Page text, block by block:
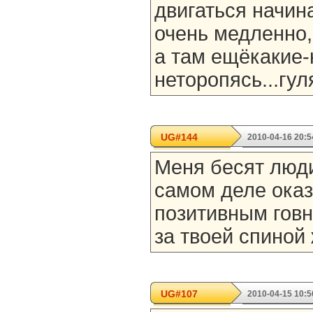
двигаться
очень
а там
UG#144 2010-04-16
Меня бесят
самом деле
позитивным
за твоей
UG#107 2010-04-15